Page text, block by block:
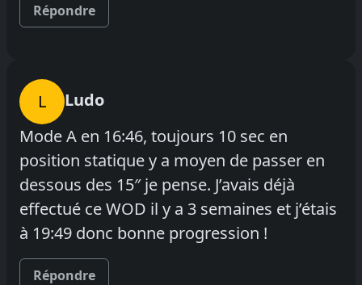
Répondre
L
Ludo
Mode A en 16:46, toujours 10 sec en
position statique y a moyen de passer en
dessous des 15″ je pense. J’avais déjà
effectué ce WOD il y a 3 semaines et j’étais
à 19:49 donc bonne progression !
Répondre